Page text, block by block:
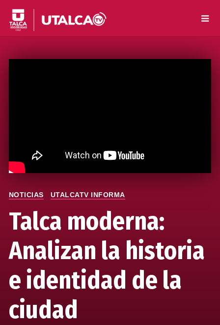
NOTICIAS UTALCATV INFORMA
Talca moderna:
Analizan la historia
e identidad de la
ciudad